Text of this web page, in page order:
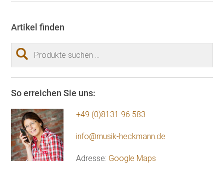
Artikel finden
Suchen
nach:
So erreichen Sie uns:
+49 (0)8131 96 583
info@musik-heckmann.de
Adresse: Google Maps